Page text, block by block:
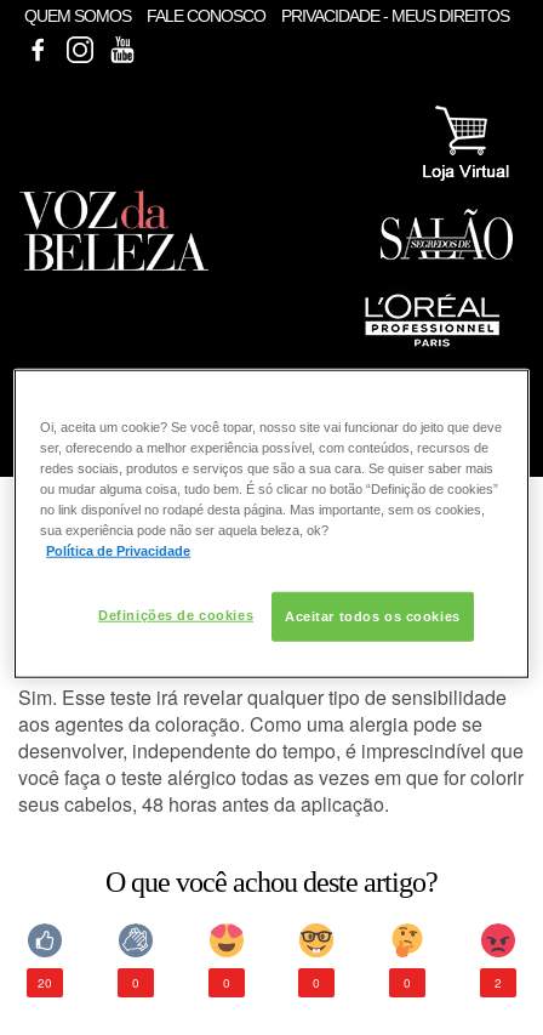
QUEM SOMOS FALE CONOSCO
PRIVACIDADE - MEUS DIREITOS
FACEBOOKINSTAGRAM
COMO POSSO AJUDAR? DÚVIDAS SOBRE:
COLORAÇÃO
CABELO
CONSULTORIA DE PRODUTOS L'ORÉAL
VOZ DA BELEZA L'ORÉAL PROFESSIONNEL COLORAÇÃO
Tenho que fazer o teste alérgico
sempre que for aplicar tintura nos
Sim. Esse teste irá revelar qualquer tipo de sensibilidade
aos agentes da coloração. Como umaalergia pode se
desenvolver, independente do tempo, é imprescindível que
você faça o teste alérgico todas as vezes em que for colorir
seus cabelos, 48 horas antes da aplicação.
O que você achou deste artigo?
20 0 0 0 0 2
Oi, aceita um cookie? Se você topar, nosso site vai funcionar do jeito que deve
ser, oferecendo a melhor experiência possível, com conteúdos, recursos de
redes sociais, produtos e serviços que são a sua cara. Se quiser saber mais
ou mudar alguma coisa, tudo bem. É só clicar no botão “Definição de cookies”
no link disponível no rodapé desta página. Mas importante, sem os cookies,
sua experiência pode não ser aquela beleza, ok?
Política de Privacidade
Definições de cookies Aceitar todos os cookies